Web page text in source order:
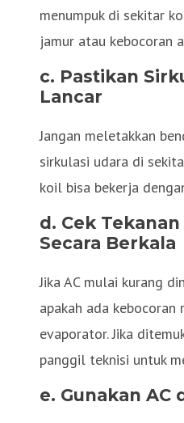
menumpuk di sekitar
jamur atau kebocoran
c. Pastikan
Lancar
Jangan meletakkan
sirkulasi udara di
koil bisa bekerja
d. Cek
Secara Berkala
Jika AC mulai kurang
apakah ada
evaporator. Jika
panggil teknisi untuk
e. Gunakan AC